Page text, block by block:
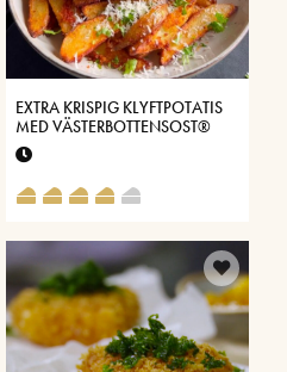
EXTRA KRISPIG KLYFTPOTATIS
MED VÄSTERBOTTENSOST®